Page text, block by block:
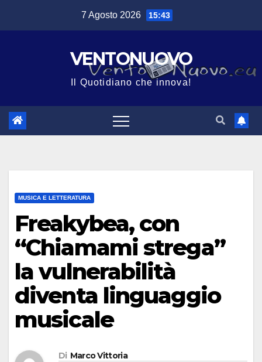
7 Agosto 2026 15:43
VENTONUOVO
Il Quotidiano che innova!
MUSICA E LETTERATURA
Freakybea, con
“Chiamami strega”
la vulnerabilità
diventa linguaggio
musicale
Di Marco Vittoria